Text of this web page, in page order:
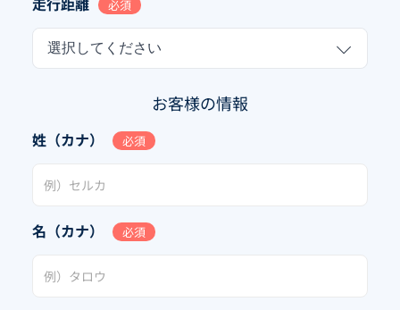
必須
選択してください
お客様の情報
姓（カナ） 必須
名（カナ） 必須